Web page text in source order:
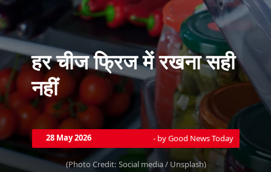
हर चीज फ्रिज में रखना सही
नहीं
28 May 2026 - by Good News Today
(Photo Credit: Social media / Unsplash)